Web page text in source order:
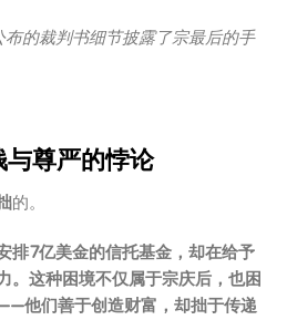
的裁判书细节披露了宗最后的手
尊严的悖论
的。
排7亿美金的信托基金，却在给予
。这种困境不仅属于宗庆后，也困
他们善于创造财富，却拙于传递